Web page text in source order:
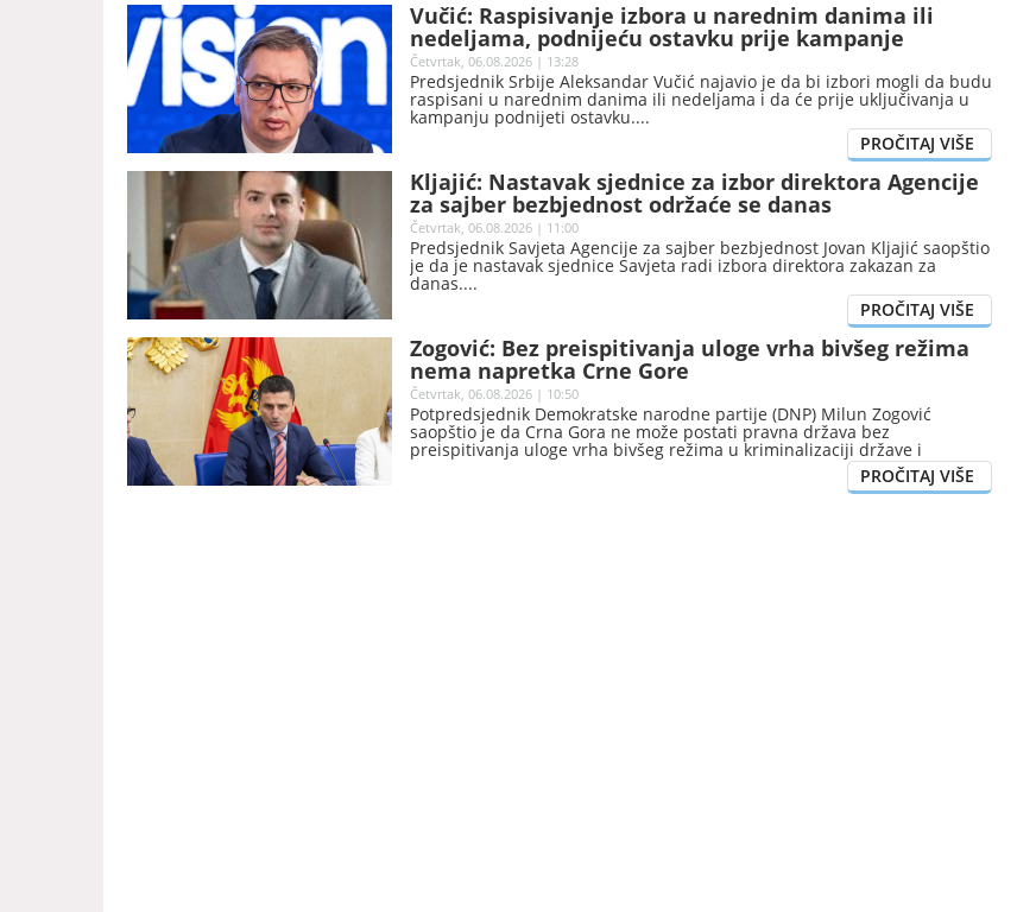
Vučić: Raspisivanje izbora u narednim danima ili
nedeljama, podnijeću ostavku prije kampanje
Četvrtak, 06.08.2026 | 13:28
Predsjednik Srbije Aleksandar Vučić najavio je da bi izbori mogli da budu
raspisani u narednim danima ili nedeljama i da će prije uključivanja u
kampanju podnijeti ostavku.
Kljajić: Nastavak sjednice za izbor direktora Agencije
za sajber bezbjednost održaće se danas
Četvrtak, 06.08.2026 | 11:00
Predsjednik Savjeta Agencije za sajber bezbjednost Jovan Kljajić saopštio
je da je nastavak sjednice Savjeta radi izbora direktora zakazan za
danas.
Zogović: Bez preispitivanja uloge vrha bivšeg režima
nema napretka Crne Gore
Četvrtak, 06.08.2026 | 10:50
Potpredsjednik Demokratske narodne partije (DNP) Milun Zogović
saopštio je da Crna Gora ne može postati pravna država bez
preispitivanja uloge vrha bivšeg režima u kriminalizaciji države i
oduzimanja nezakonito stečene imovine, ocjenjujući da bi izostanak
takvog epiloga značio legalizaciju pljačke iz prethodne tri decenije.